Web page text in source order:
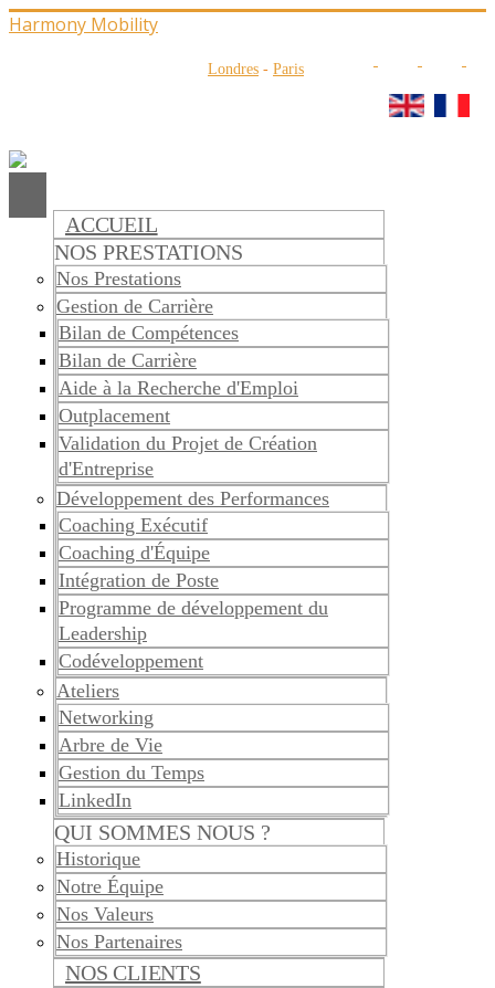
Harmony Mobility
Londres - Paris
ACCUEIL
NOS PRESTATIONS
Nos Prestations
Gestion de Carrière
Bilan de Compétences
Bilan de Carrière
Aide à la Recherche d'Emploi
Outplacement
Validation du Projet de Création
d'Entreprise
Développement des Performances
Coaching Exécutif
Coaching d'Équipe
Intégration de Poste
Programme de développement du
Leadership
Codéveloppement
Ateliers
Networking
Arbre de Vie
Gestion du Temps
LinkedIn
QUI SOMMES NOUS ?
Historique
Notre Équipe
Nos Valeurs
Nos Partenaires
NOS CLIENTS